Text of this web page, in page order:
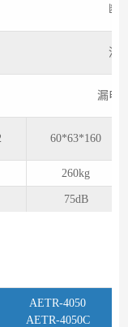
断
流
漏电
60*63*160
260kg
75dB
AETR-4050
AETR-4050C